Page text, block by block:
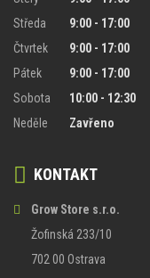
Středa
9:00 - 17:00
Čtvrtek
9:00 - 17:00
Pátek
9:00 - 17:00
Sobota
10:00 - 12:30
Neděle
Zavřeno
KONTAKT
Grow Store s.r.o.
Žofinská 233/10
702 00 Ostrava